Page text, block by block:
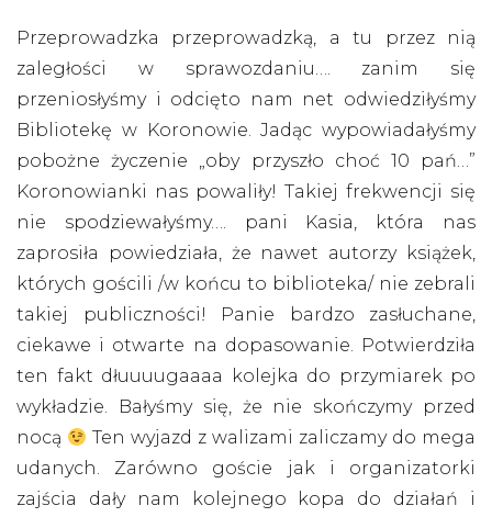
Przeprowadzka przeprowadzką, a tu przez nią
zaległości w sprawozdaniu…. zanim się
przeniosłyśmy i odcięto nam net odwiedziłyśmy
Bibliotekę w Koronowie. Jadąc wypowiadałyśmy
pobożne życzenie „oby przyszło choć 10 pań…”
Koronowianki nas powaliły! Takiej frekwencji się
nie spodziewałyśmy…. pani Kasia, która nas
zaprosiła powiedziała, że nawet autorzy książek,
których gościli /w końcu to biblioteka/ nie zebrali
takiej publiczności! Panie bardzo zasłuchane,
ciekawe i otwarte na dopasowanie. Potwierdziła
ten fakt dłuuuugaaaa kolejka do przymiarek po
wykładzie. Bałyśmy się, że nie skończymy przed
nocą
Ten wyjazd z walizami zaliczamy do mega
udanych. Zarówno goście jak i organizatorki
zajścia dały nam kolejnego kopa do działań i